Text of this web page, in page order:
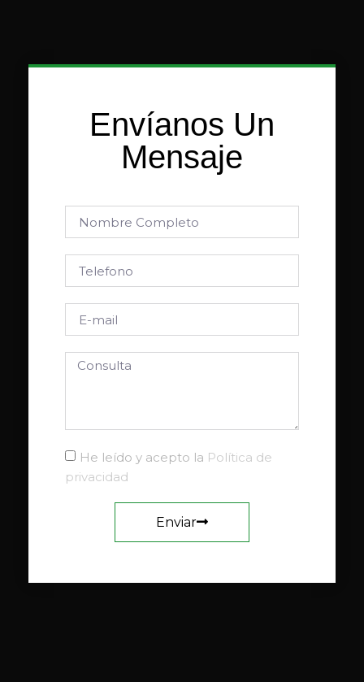
Envíanos Un
Mensaje
He leído y acepto la Política de
privacidad
Enviar